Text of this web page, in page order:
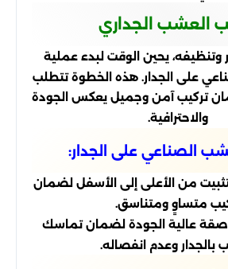
العشب الجداري
وتنظيفه، يحين الوقت لبدء عملية
على الجدار. هذه الخطوة تتطلب
تركيب آمن وجميل يعكس الجودة
والاحترافية.
الصناعي على الجدار:
من الأعلى إلى الأسفل لضمان
متساوٍ ومتناسق.
عالية الجودة لضمان تماسك
بالجدار وعدم انفصاله.